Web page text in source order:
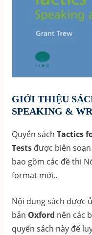
GIỚI THIỆU
SPEAKING &
Quyển sách Tactics
Tests được biên
bao gồm các đề thi
format mới,.
Nội dung sách được
bản Oxford nên các
quyển sách này để